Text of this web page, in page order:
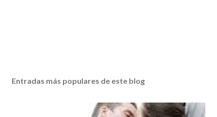
Entradas más populares de este blog